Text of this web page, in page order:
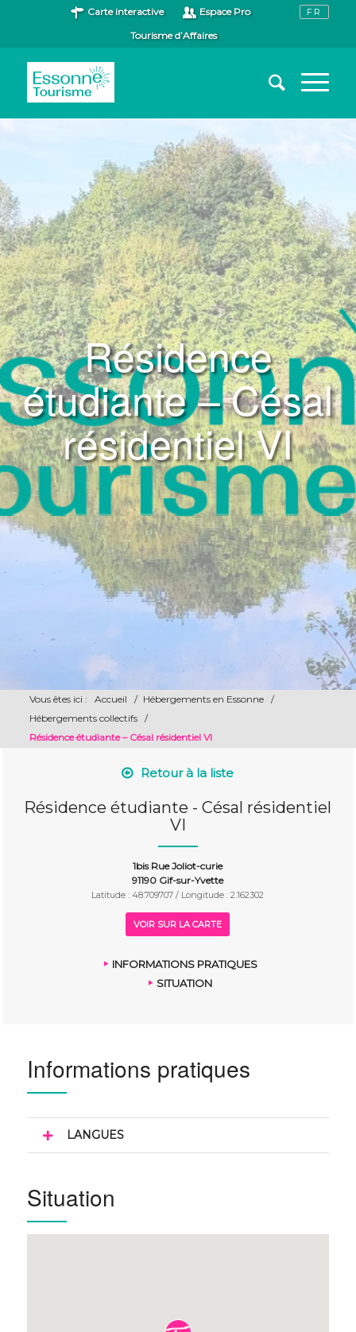
Carte interactive
Espace Pro
Tourisme d’Affaires
Résidence
étudiante – Césal
résidentiel VI
Vous êtes ici : Accueil / Hébergements en Essonne
/
Hébergements collectifs
/
Résidence étudiante – Césal résidentiel VI
Retour à la liste
Résidence étudiante - Césal résidentiel
VI
1bis Rue Joliot-curie
91190 Gif-sur-Yvette
Latitude : 48.709707 / Longitude : 2.162302
VOIR SUR LA CARTE
INFORMATIONS PRATIQUES
SITUATION
Informations pratiques
LANGUES
Situation